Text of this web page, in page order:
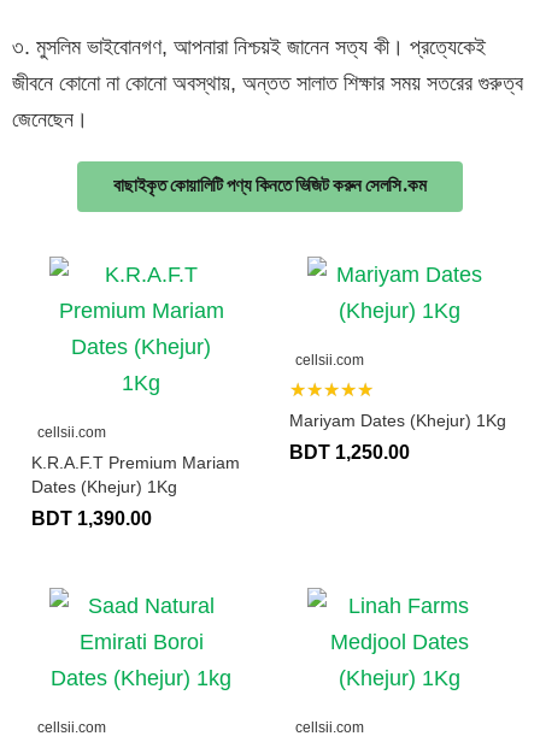
৩. মুসলিম ভাইবোনগণ, আপনারা নিশ্চয়ই জানেন সত্য কী। প্রত্যেকেই
জীবনে কোনো না কোনো অবস্থায়, অন্তত সালাত শিক্ষার সময় সতরের গুরুত্ব
জেনেছেন।
বাছাইকৃত কোয়ালিটি পণ্য কিনতে ভিজিট করুন সেলসি.কম
cellsii.com
K.R.A.F.T Premium Mariam
Dates (Khejur) 1Kg
BDT 1,390.00
cellsii.com
★★★★★
Mariyam Dates (Khejur) 1Kg
BDT 1,250.00
cellsii.com cellsii.com